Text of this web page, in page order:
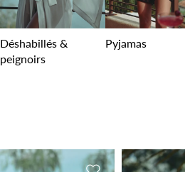
Déshabillés &
peignoirs
Pyjamas